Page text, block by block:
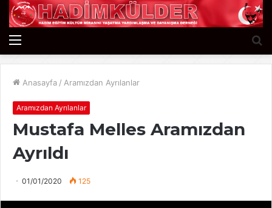
Anasayfa / Aramızdan Ayrılanlar
Aramızdan Ayrılanlar
Mustafa Melles Aramızdan
Ayrıldı
01/01/2020 125